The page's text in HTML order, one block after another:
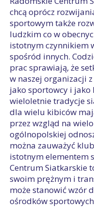
chcą oprócz
sportowym także
ludzkim co w
istotnym czynnikiem
spośród innych.
prac sprawiają, że
w naszej organizacji
jako sportowcy i jako
wieloletnie tradycje
dla wielu kibiców
przez wzgląd na
ogólnopolskiej
można zauważyć
istotnym elementem
Centrum Siatkarskie
swoim prężnym i
może stanowić wzór
ośrodków sportowych